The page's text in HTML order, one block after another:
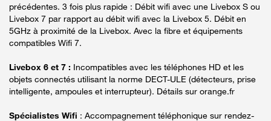
précédentes. 3 fois plus rapide : Débit wifi avec une Livebox S ou
Livebox 7 par rapport au débit wifi avec la Livebox 5. Débit en
5GHz à proximité de la Livebox. Avec la fibre et équipements
compatibles Wifi 7.
Livebox 6 et 7 : Incompatibles avec les téléphones HD et les
objets connectés utilisant la norme DECT-ULE (détecteurs, prise
intelligente, ampoules et interrupteur). Détails sur orange.fr
Spécialistes Wifi : Accompagnement téléphonique sur rendez-